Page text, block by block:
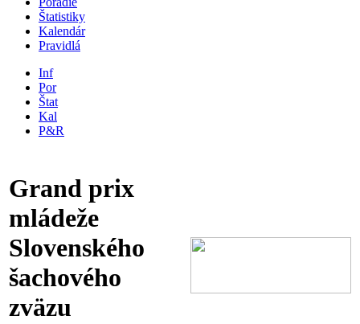
Štatistiky
Kalendár
Pravidlá
Inf
Por
Štat
Kal
P&R
Grand prix
mládeže
Slovenského
šachového
zväzu